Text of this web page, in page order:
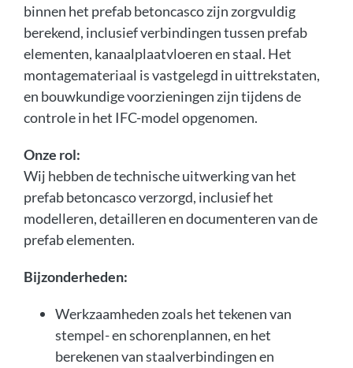
binnen het prefab betoncasco zijn zorgvuldig
berekend, inclusief verbindingen tussen prefab
elementen, kanaalplaatvloeren en staal. Het
montagemateriaal is vastgelegd in uittrekstaten,
en bouwkundige voorzieningen zijn tijdens de
controle in het IFC-model opgenomen.
Onze rol:
Wij hebben de technische uitwerking van het
prefab betoncasco verzorgd, inclusief het
modelleren, detailleren en documenteren van de
prefab elementen.
Bijzonderheden:
Werkzaamheden zoals het tekenen van
stempel- en schorenplannen, en het
berekenen van staalverbindingen en